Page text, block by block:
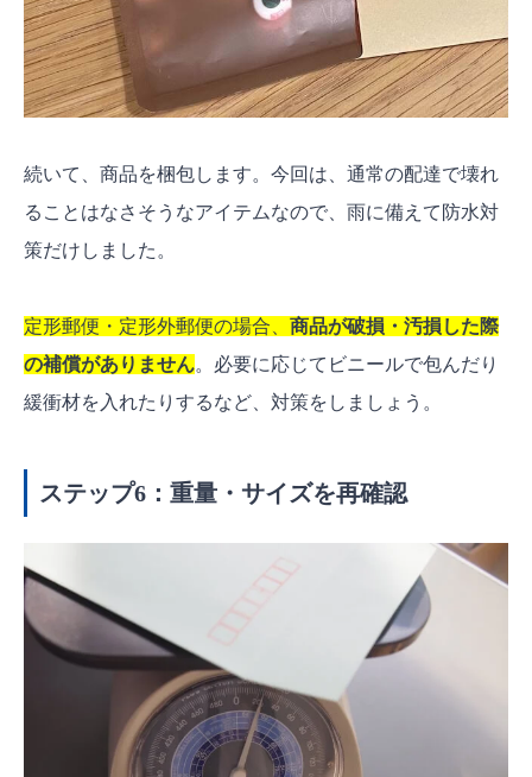
続いて、商品を梱包します。今回は、通常の配達で壊れ
ることはなさそうなアイテムなので、雨に備えて防水対
策だけしました。
定形郵便・定形外郵便の場合、 商品が破損・汚損した際
の補償がありません。必要に応じてビニールで包んだり
緩衝材を入れたりするなど、対策をしましょう。
ステップ6：重量・サイズを再確認